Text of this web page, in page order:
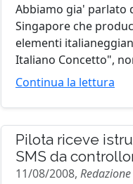
Abbiamo gia' parlato
Singapore che
elementi
Italiano Concetto",
Continua la lettura
Pilota riceve
SMS da
11/08/2008, Redazione